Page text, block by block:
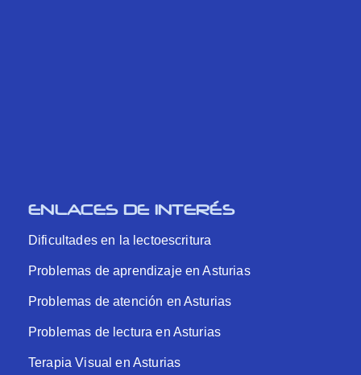
ENLACES DE INTERÉS
Dificultades en la lectoescritura
Problemas de aprendizaje en Asturias
Problemas de atención en Asturias
Problemas de lectura en Asturias
Terapia Visual en Asturias